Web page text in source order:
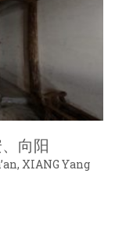
向阳
XIANG Yang